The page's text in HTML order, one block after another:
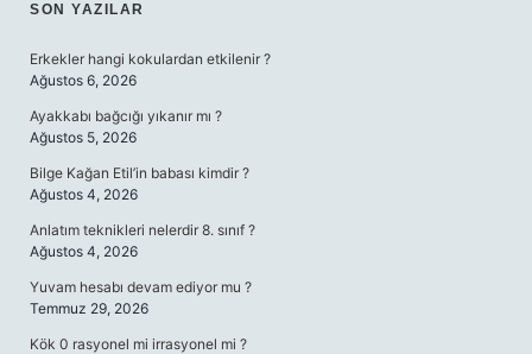
SIDEBAR
SON YAZILAR
Erkekler hangi kokulardan etkilenir ?
Ağustos 6, 2026
Ayakkabı bağcığı yıkanır mı ?
Ağustos 5, 2026
Bilge Kağan Etil’in babası kimdir ?
Ağustos 4, 2026
Anlatım teknikleri nelerdir 8. sınıf ?
Ağustos 4, 2026
Yuvam hesabı devam ediyor mu ?
Temmuz 29, 2026
Kök 0 rasyonel mi irrasyonel mi ?